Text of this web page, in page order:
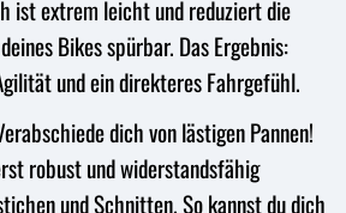
ist extrem leicht und reduziert die
Bikes spürbar. Das Ergebnis:
und ein direkteres Fahrgefühl.
dich von lästigen Pannen!
robust und widerstandsfähig
und Schnitten. So kannst du dich